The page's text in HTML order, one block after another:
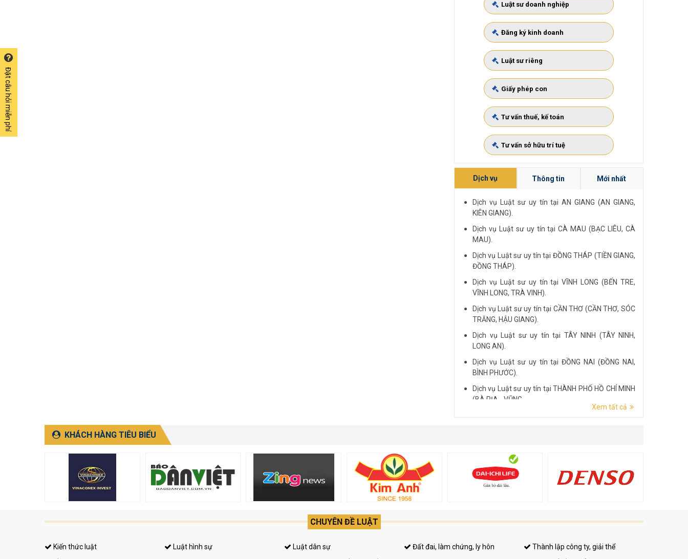
Luật sư doanh nghiệp
Đăng ký kinh doanh
Luật sư riêng
Giấy phép con
Tư vấn thuế, kế toán
Tư vấn sở hữu trí tuệ
Dịch vụ Thông tin Mới nhất
Dịch vụ Luật sư uy tín tại AN GIANG (AN GIANG,
KIÊN GIANG).
Dịch vụ Luật sư uy tín tại CÀ MAU (BẠC LIÊU, CÀ
MAU).
Dịch vụ Luật sư uy tín tại ĐỒNG THÁP (TIỀN GIANG,
ĐỒNG THÁP).
Dịch vụ Luật sư uy tín tại VĨNH LONG (BẾN TRE,
VĨNH LONG, TRÀ VINH).
Dịch vụ Luật sư uy tín tại CẦN THƠ (CẦN THƠ, SÓC
TRĂNG, HẬU GIANG).
Dịch vụ Luật sư uy tín tại TÂY NINH (TÂY NINH,
LONG AN).
Dịch vụ Luật sư uy tín tại ĐỒNG NAI (ĐỒNG NAI,
BÌNH PHƯỚC).
Dịch vụ Luật sư uy tín tại THÀNH PHỐ HỒ CHÍ MINH
(BÀ RỊA - VŨNG...
ĐẮK NÔNG, BÌNH THUẬN).
Xem tất cả
KHÁCH HÀNG TIÊU BIỂU
CHUYÊN ĐỀ LUẬT
Kiến thức luật Luật hình sự Luật dân sự Đất đai, làm chứng, ly hôn
Thành lập công ty, giải thể
Đặt câu hỏi miễn phí